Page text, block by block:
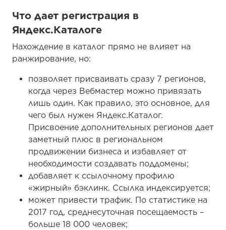
Что дает регистрация в
Яндекс.Каталоге
Нахождение в каталог прямо не влияет на
ранжирование, но:
позволяет присваивать сразу 7 регионов,
когда через Вебмастер можно привязать
лишь один. Как правило, это основное, для
чего был нужен Яндекс.Каталог.
Присвоение дополнительных регионов дает
заметный плюс в региональном
продвижении бизнеса и избавляет от
необходимости создавать поддомены;
добавляет к ссылочному профилю
«жирный» бэклинк. Ссылка индексируется;
может привести трафик. По статистике на
2017 год, среднесуточная посещаемость –
больше 18 000 человек;